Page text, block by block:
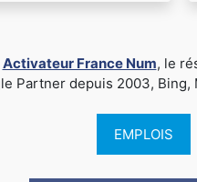
Activateur France Num, le
Partner depuis 2003,
EMPLOIS